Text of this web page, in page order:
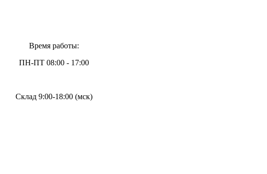
Время работы:
ПН-ПТ 08:00 - 17:00
Склад 9:00-18:00 (мск)